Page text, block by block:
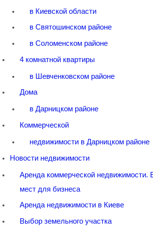
в Киевской области
в Святошинском районе
в Соломенском районе
4 комнатной квартиры
в Шевченковском районе
Дома
в Дарницком районе
Коммерческой
недвижимости в Дарницком районе
Новости недвижимости
Аренда коммерческой недвижимости.
мест для бизнеса
Аренда недвижимости в Киеве
Выбор земельного участка